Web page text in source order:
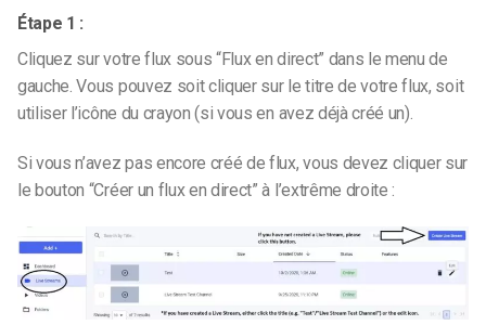
Étape 1 :
Cliquez sur votre flux sous “Flux en direct” dans le menu de
gauche. Vous pouvez soit cliquer sur le titre de votre flux, soit
utiliser l’icône du crayon (si vous en avez déjà créé un).
Si vous n’avez pas encore créé de flux, vous devez cliquer sur
le bouton “Créer un flux en direct” à l’extrême droite :